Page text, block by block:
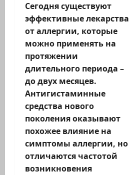
Сегодня существуют
эффективные лекарства
от аллергии, которые
можно применять на
протяжении
длительного периода –
до двух месяцев.
Антигистаминные
средства нового
поколения оказывают
похожее влияние на
симптомы аллергии, но
отличаются частотой
возникновения